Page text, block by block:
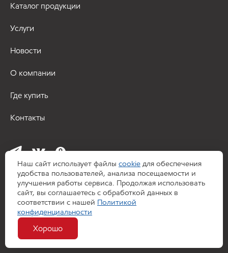
Каталог продукции
Услуги
Новости
О компании
Где купить
Контакты
© 2026 ООО «Сакура Оил»
Обратная связь
Наш сайт использует файлы cookie для обеспечения
удобства пользователей, анализа посещаемости и
улучшения работы сервиса. Продолжая использовать
сайт, вы соглашаетесь с обработкой данных в
соответствии с нашей Политикой
конфиденциальности
Хорошо